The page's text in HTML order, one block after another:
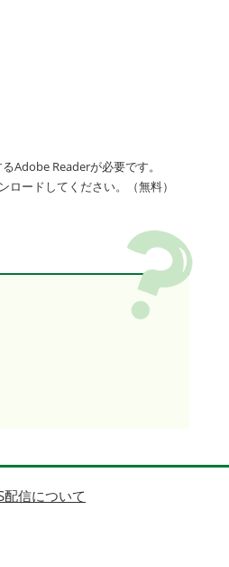
Adobe Readerが必要です。
ードしてください。（無料）
配信について